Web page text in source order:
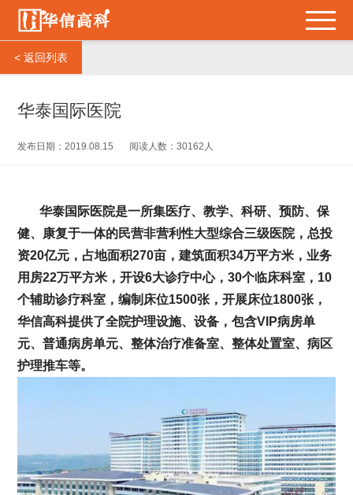
< 返回列表
华泰国际医院
发布日期：2019.08.15 阅读人数：30162人
华泰国际医院是一所集医疗、教学、科研、预防、保
健、康复于一体的民营非营利性大型综合三级医院，总投
资20亿元，占地面积270亩，建筑面积34万平方米，业务
用房22万平方米，开设6大诊疗中心，30个临床科室，10
个辅助诊疗科室，编制床位1500张，开展床位1800张，
华信高科提供了全院护理设施、设备，包含VIP病房单
元、普通病房单元、整体治疗准备室、整体处置室、病区
护理推车等。